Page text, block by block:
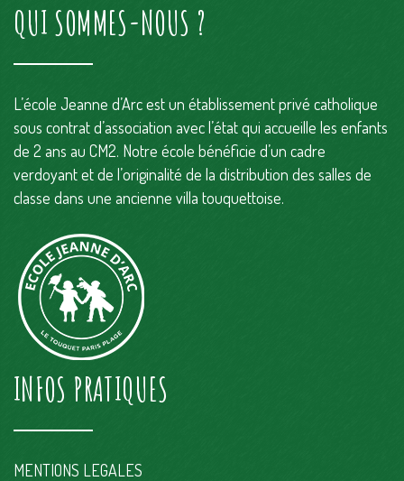
QUI SOMMES-NOUS ?
L’école Jeanne d’Arc est un établissement privé catholique
sous contrat d’association avec l’état qui accueille les enfants
de 2 ans au CM2. Notre école bénéficie d’un cadre
verdoyant et de l’originalité de la distribution des salles de
classe dans une ancienne villa touquettoise.
INFOS PRATIQUES
MENTIONS LEGALES